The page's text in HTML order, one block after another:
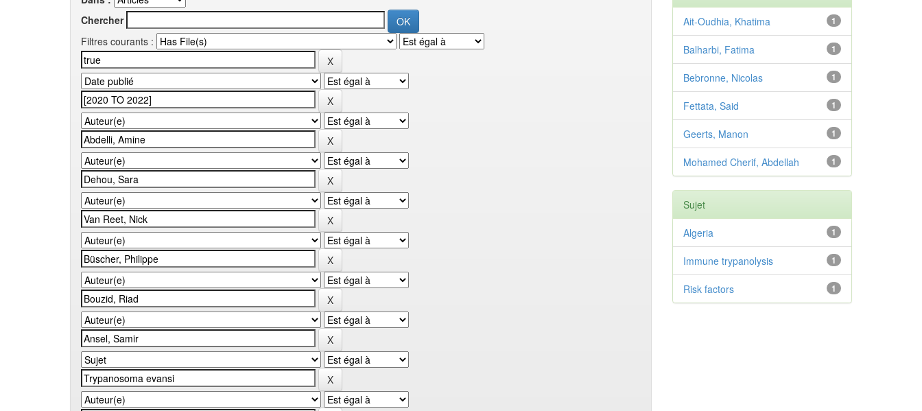
Chercher
Filtres courants :
1
Ait-Oudhia, Khatima
1
Balharbi, Fatima
1
Bebronne, Nicolas
1
Fettata, Said
1
Geerts, Manon
1
Mohamed Cherif, Abdellah
Sujet
1
Algeria
1
Immune trypanolysis
1
Risk factors